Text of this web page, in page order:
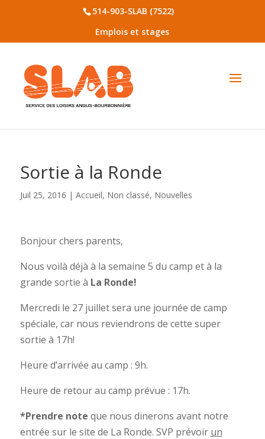
514-903-SLAB (7522)
Emplois et stages
Sortie à la Ronde
Juil 25, 2016 | Accueil, Non classé, Nouvelles
Bonjour chers parents,
Nous voilà déjà à la semaine 5 du camp et à la
grande sortie à La Ronde!
Mercredi le 27 juillet sera une journée de camp
spéciale, car nous reviendrons de cette super
sortie à 17h!
Heure d’arrivée au camp : 9h.
Heure de retour au camp prévue : 17h.
*Prendre note que nous dinerons avant notre
entrée sur le site de La Ronde. SVP prévoir un